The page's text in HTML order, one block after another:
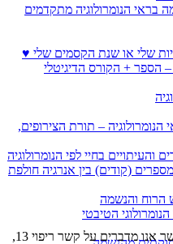
בראי הנומרולוגיה מתקדמים
שלי או שנת הקסמים שלי ♥
הספר + הקורס הדיגיטלי
– תורת הצירופים,
והעיתויים בחיי לפי הנומרולוגיה
(קודים) בין אנרגיה חולפת
הרוח והנשמה
הטיבטי
קשר ריפוי 13 בנומרולוגיה בזוגיות כאשר אנו מדברים על קשר ריפוי 13,